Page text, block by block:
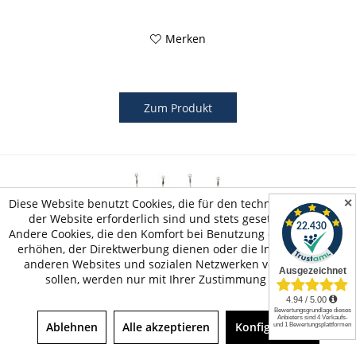
Merken
Zum Produkt
Rigid Babysitz aus Hartplastik
✕
Diese Website benutzt Cookies, die für den technischen Betrieb
der Website erforderlich sind und stets gesetzt werden.
Andere Cookies, die den Komfort bei Benutzung dieser Website
erhöhen, der Direktwerbung dienen oder die Interaktion mit
anderen Websites und sozialen Netzwerken vereinfachen
sollen, werden nur mit Ihrer Zustimmung gesetzt.
Ablehnen Alle akzeptieren Konfigurieren